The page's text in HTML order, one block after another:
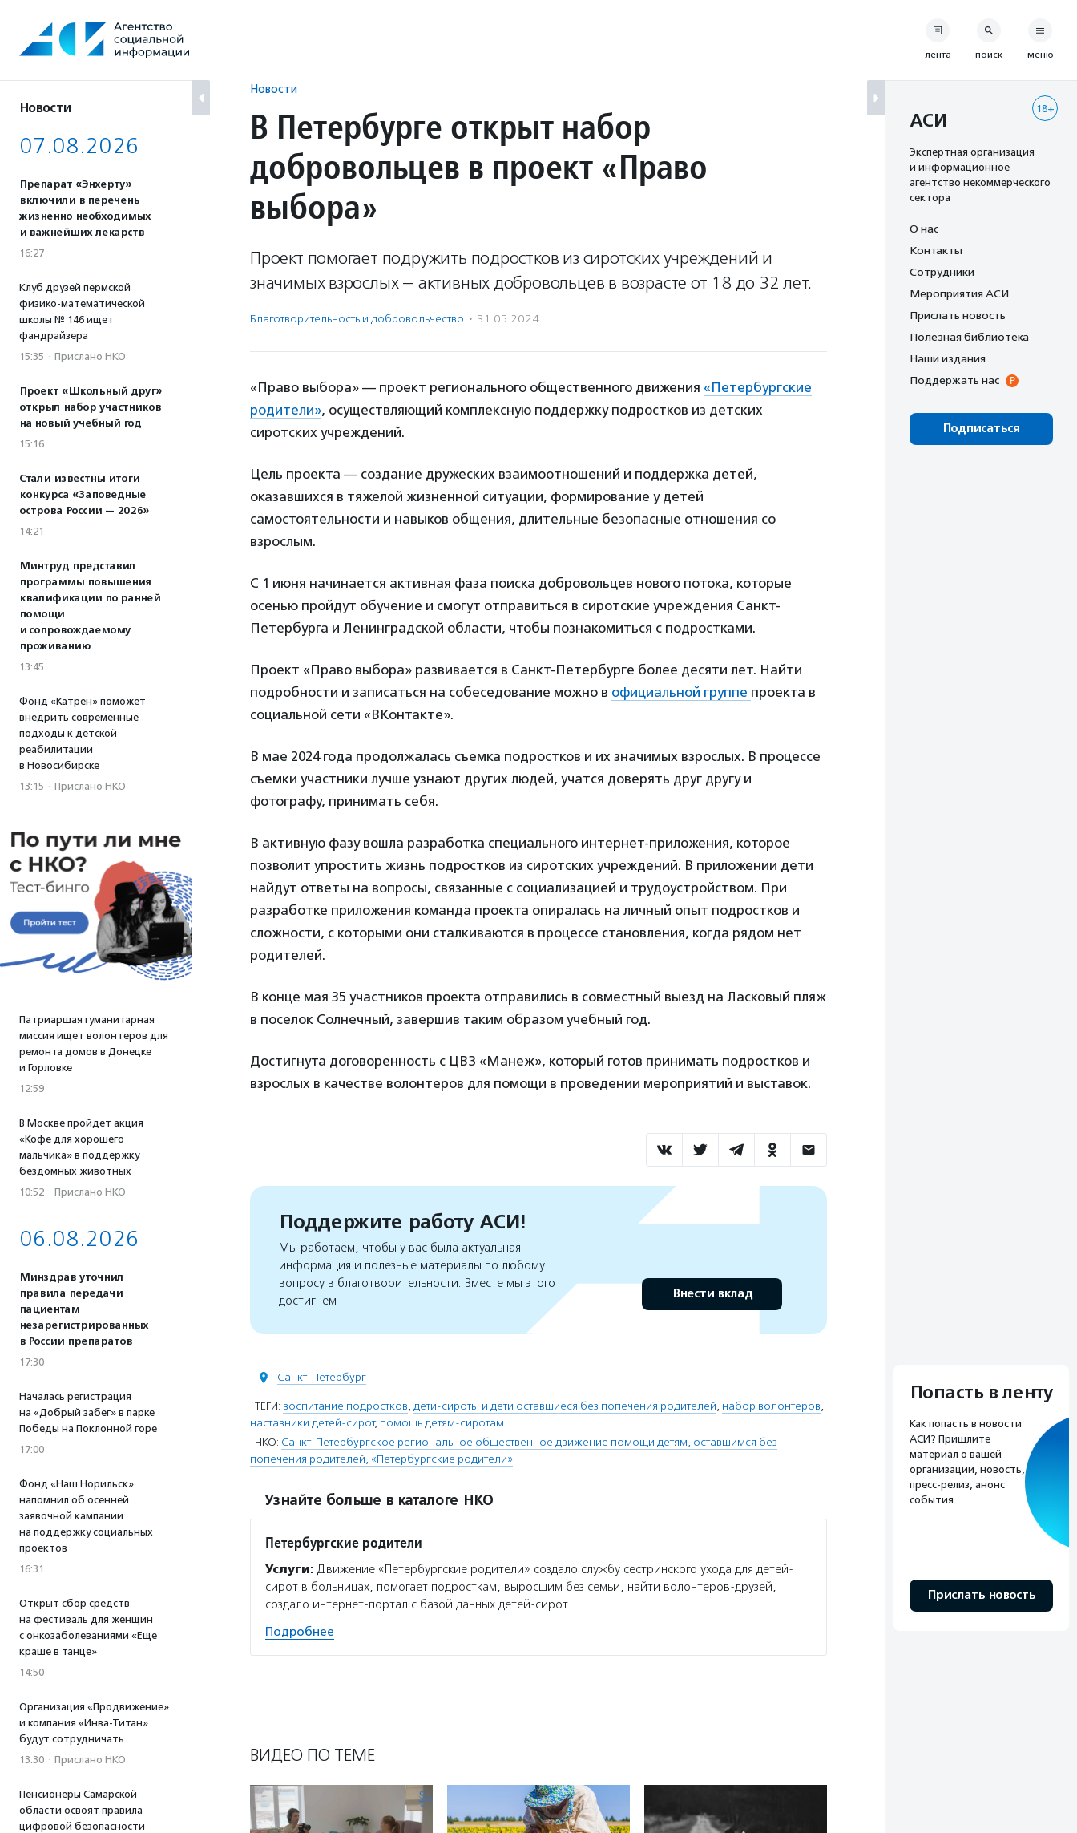
содержанию
Новости
07.08.2026
Препарат «Энхерту»
включили в перечень
жизненно необходимых
и важнейших лекарств
16:27
Клуб друзей пермской
физико-математической
школы № 146 ищет
фандрайзера
15:35 · Прислано НКО
Проект «Школьный друг»
открыл набор участников
на новый учебный год
15:16
Стали известны итоги
конкурса «Заповедные
острова России — 2026»
14:21
Минтруд представил
программы повышения
квалификации по ранней
помощи
и сопровождаемому
проживанию
13:45
Фонд «Катрен» поможет
внедрить современные
подходы к детской
реабилитации
в Новосибирске
13:15 · Прислано НКО
Патриаршая гуманитарная
миссия ищет волонтеров для
ремонта домов в Донецке
и Горловке
12:59
В Москве пройдет акция
«Кофе для хорошего
мальчика» в поддержку
бездомных животных
10:52 · Прислано НКО
06.08.2026
Минздрав уточнил
правила передачи
пациентам
незарегистрированных
в России препаратов
17:30
Началась регистрация
на «Добрый забег» в парке
Победы на Поклонной горе
17:00
Фонд «Наш Норильск»
напомнил об осенней
заявочной кампании
на поддержку социальных
проектов
16:31
Открыт сбор средств
на фестиваль для женщин
с онкозаболеваниями «Еще
краше в танце»
14:50
Организация «Продвижение»
и компания «Инва-Титан»
будут сотрудничать
13:30 · Прислано НКО
Пенсионеры Самарской
области освоят правила
цифровой безопасности
Новости
В Петербурге открыт набор
добровольцев в проект «Право
выбора»
Проект помогает подружить подростков из сиротских учреждений и
значимых взрослых — активных добровольцев в возрасте от 18 до 32 лет.
Благотвори­тель­ность и доброволь­чест­во · 31.05.2024
«Право выбора» — проект регионального общественного движения «Петербургские
родители», осуществляющий комплексную поддержку подростков из детских
сиротских учреждений.
Цель проекта — создание дружеских взаимоотношений и поддержка детей,
оказавшихся в тяжелой жизненной ситуации, формирование у детей
самостоятельности и навыков общения, длительные безопасные отношения со
взрослым.
С 1 июня начинается активная фаза поиска добровольцев нового потока, которые
осенью пройдут обучение и смогут отправиться в сиротские учреждения Санкт-
Петербурга и Ленинградской области, чтобы познакомиться с подростками.
Проект «Право выбора» развивается в Санкт-Петербурге более десяти лет. Найти
подробности и записаться на собеседование можно в официальной группе проекта в
социальной сети «ВКонтакте».
В мае 2024 года продолжалась съемка подростков и их значимых взрослых. В процессе
съемки участники лучше узнают других людей, учатся доверять друг другу и
фотографу, принимать себя.
В активную фазу вошла разработка специального интернет-приложения, которое
позволит упростить жизнь подростков из сиротских учреждений. В приложении дети
найдут ответы на вопросы, связанные с социализацией и трудоустройством. При
разработке приложения команда проекта опиралась на личный опыт подростков и
сложности, с которыми они сталкиваются в процессе становления, когда рядом нет
родителей.
В конце мая 35 участников проекта отправились в совместный выезд на Ласковый пляж
в поселок Солнечный, завершив таким образом учебный год.
Достигнута договоренность с ЦВЗ «Манеж», который готов принимать подростков и
взрослых в качестве волонтеров для помощи в проведении мероприятий и выставок.
Поддержите работу АСИ!
Мы работаем, чтобы у вас была актуальная
информация и полезные материалы по любому
вопросу в благотворительности. Вместе мы этого
достигнем
Внести вклад
Санкт-Петербург
ТЕГИ: воспитание подростков, дети-сироты и дети оставшиеся без попечения родителей, набор волонтеров,
наставники детей-сирот, помощь детям-сиротам
НКО: Санкт-Петербургское региональное общественное движение помощи детям, оставшимся без
попечения родителей, «Петербургские родители»
Узнайте больше в каталоге НКО
Петербургские родители
Услуги: Движение «Петербургские родители» создало службу сестринского ухода для детей-
сирот в больницах, помогает подросткам, выросшим без семьи, найти волонтеров-друзей,
создало интернет-портал с базой данных детей-сирот.
Подробнее
ВИДЕО ПО ТЕМЕ
лента поиск меню
18+
АСИ
Экспертная организация
и информационное
агентство некоммерческого
сектора
О нас
Контакты
Сотрудники
Мероприятия АСИ
Прислать новость
Полезная библиотека
Наши издания
Поддержать нас
Подписаться
Попасть в ленту
Как попасть в новости
АСИ? Пришлите
материал о вашей
организации, новость,
пресс-релиз, анонс
события.
Прислать новость